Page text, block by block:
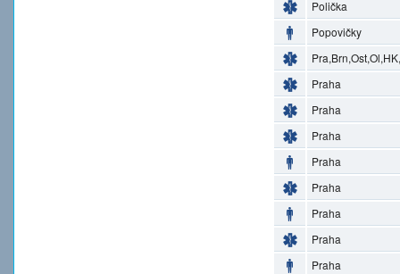
Polička
Popovičky
Praha
Praha
Praha
Praha
Praha
Praha
Praha
Praha